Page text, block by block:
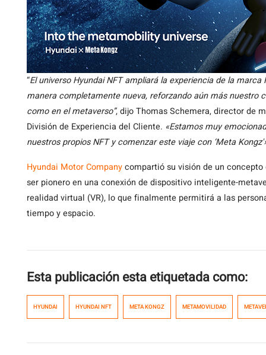
“El universo Hyundai NFT ampliará la experiencia de la
manera completamente nueva, reforzando aún más nuestro
como en el metaverso”, dijo Thomas Schemera, director de
División de Experiencia del Cliente. «Estamos muy
nuestros propios NFT y comenzar este viaje con ‘Meta
Hyundai Motor Companycompartió su visión de un
ser pionero en una conexión de dispositivo inteligente-
realidad virtual (VR), lo que finalmente permitirá a las
tiempo y espacio.
Esta publicación esta etiquetada como:
HYUNDAI HYUNDAI NFT META KONGZ METAMOVILIDAD